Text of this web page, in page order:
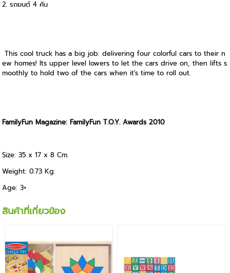
2. รถยนต์ 4 คัน
This cool truck has a big job: delivering four colorful cars to their n
ew homes! Its upper level lowers to let the cars drive on, then lifts s
moothly to hold two of the cars when it's time to roll out.
FamilyFun Magazine: FamilyFun T.O.Y. Awards 2010
Size: 35 x 17 x 8 Cm.
Weight: 0.73 Kg.
Age: 3+
สินค้าที่เกี่ยวข้อง